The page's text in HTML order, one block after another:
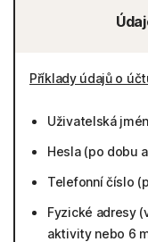
Příklady údajů o
Uživatelská
Hesla (po dobu
Telefonní číslo
Fyzické adresy
aktivity nebo 6